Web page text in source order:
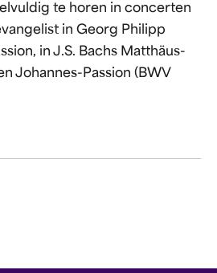
te horen in concerten
in Georg Philipp
in J.S. Bachs Matthäus-
Johannes-Passion (BWV